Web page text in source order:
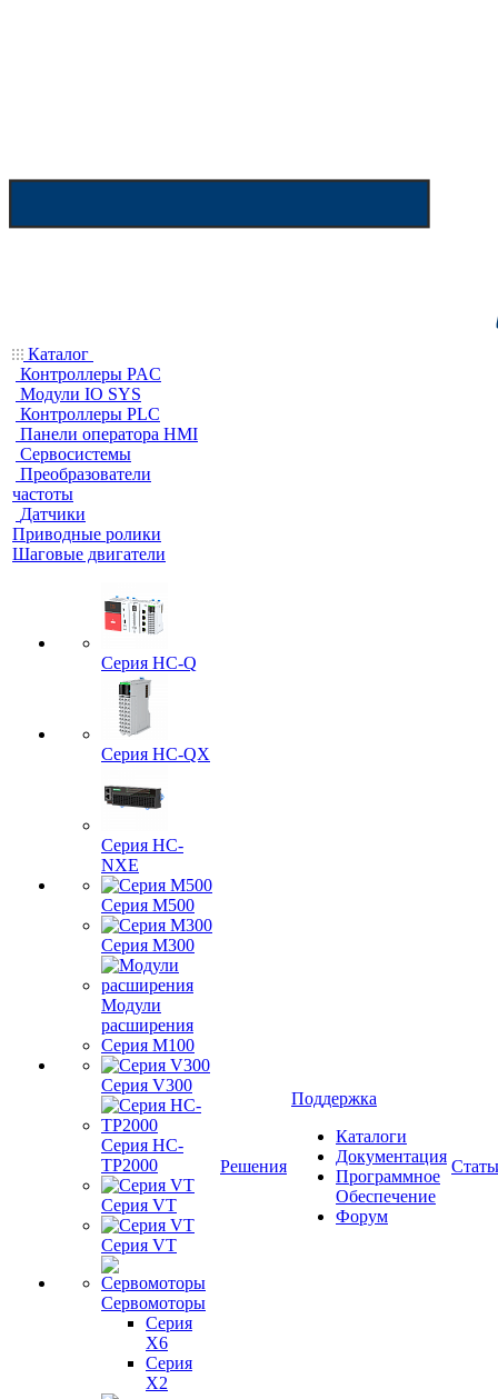
Каталог
Контроллеры PAC
Модули IO SYS
Контроллеры PLC
Панели оператора HMI
Сервосистемы
Преобразователи
частоты
Датчики
Приводные ролики
Шаговые двигатели
Серия HC-Q
Серия HC-QX
Серия HC-
NXE
Серия M500
Серия M300
Модули
расширения
Серия M100
Серия V300
Серия HC-
TP2000
Серия VT
Серия VT
Сервомоторы
Серия
X6
Серия
X2
Решения
Поддержка
Каталоги
Документация
Программное
Обеспечение
Форум